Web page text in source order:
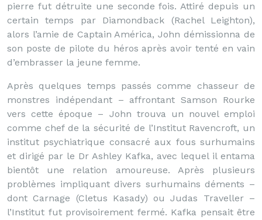
pierre fut détruite une seconde fois. Attiré depuis un
certain temps par Diamondback (Rachel Leighton),
alors l’amie de Captain América, John démissionna de
son poste de pilote du héros après avoir tenté en vain
d’embrasser la jeune femme.
Après quelques temps passés comme chasseur de
monstres indépendant – affrontant Samson Rourke
vers cette époque – John trouva un nouvel emploi
comme chef de la sécurité de l’Institut Ravencroft, un
institut psychiatrique consacré aux fous surhumains
et dirigé par le Dr Ashley Kafka, avec lequel il entama
bientôt une relation amoureuse. Après plusieurs
problèmes impliquant divers surhumains déments –
dont Carnage (Cletus Kasady) ou Judas Traveller –
l’Institut fut provisoirement fermé. Kafka pensait être